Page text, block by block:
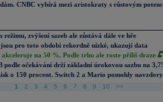
CNBC vybírá mezi aristokraty s růstovým
režimu, zvýšení sazeb ale zůstává dále ve hře
pro toto období rekordně nízké, ukazují data
na 50 %. Podle trhu ale roste příliš draze
podle očekávání drží základní úrokovou sazbu na
o 150 procent. Switch 2 a Mario pomohly
1 2 3 4 5 6 7 8 9 10 >>